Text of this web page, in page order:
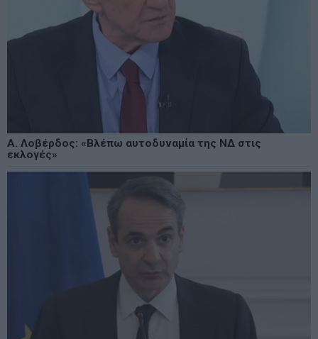
Α. Λοβέρδος: «Βλέπω αυτοδυναμία της ΝΔ στις
εκλογές»